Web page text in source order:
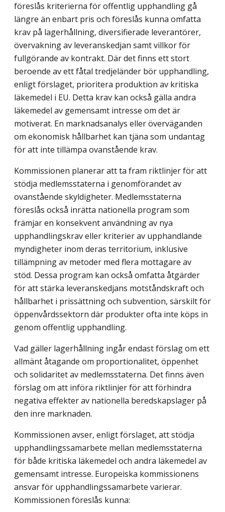
föreslås kriterierna för offentlig upphandling gå
längre än enbart pris och föreslås kunna omfatta
krav på lagerhållning, diversifierade leverantörer,
övervakning av leveranskedjan samt villkor för
fullgörande av kontrakt. Där det finns ett stort
beroende av ett fåtal tredjeländer bör upphandling,
enligt förslaget, prioritera produktion av kritiska
läkemedel i EU. Detta krav kan också gälla andra
läkemedel av gemensamt intresse om det är
motiverat. En marknadsanalys eller överväganden
om ekonomisk hållbarhet kan tjäna som undantag
för att inte tillämpa ovanstående krav.
Kommissionen planerar att ta fram riktlinjer för att
stödja medlemsstaterna i genomförandet av
ovanstående skyldigheter. Medlemsstaterna
föreslås också inrätta nationella program som
främjar en konsekvent användning av nya
upphandlingskrav eller kriterier av upphandlande
myndigheter inom deras territorium, inklusive
tillämpning av metoder med flera mottagare av
stöd. Dessa program kan också omfatta åtgärder
för att stärka leveranskedjans motståndskraft och
hållbarhet i prissättning och subvention, särskilt för
öppenvårdssektorn där produkter ofta inte köps in
genom offentlig upphandling.
Vad gäller lagerhållning ingår endast förslag om ett
allmänt åtagande om proportionalitet, öppenhet
och solidaritet av medlemsstaterna. Det finns även
förslag om att införa riktlinjer för att förhindra
negativa effekter av nationella beredskapslager på
den inre marknaden.
Kommissionen avser, enligt förslaget, att stödja
upphandlingssamarbete mellan medlemsstaterna
för både kritiska läkemedel och andra läkemedel av
gemensamt intresse. Europeiska kommissionens
ansvar för upphandlingssamarbete varierar.
Kommissionen föreslås kunna: